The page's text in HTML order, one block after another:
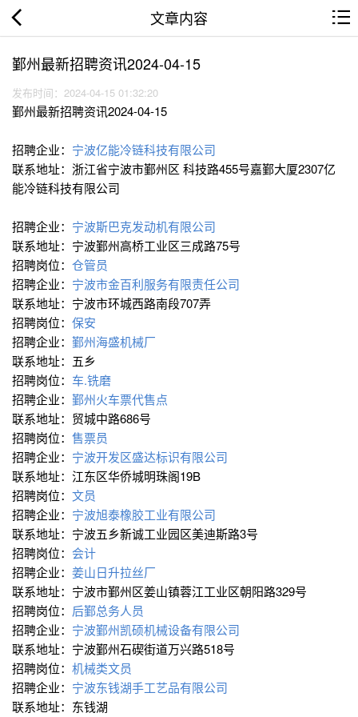
文章内容
鄞州最新招聘资讯2024-04-15
发布时间：2024-04-15 01:32:20
鄞州最新招聘资讯2024-04-15
招聘企业： 宁波亿能冷链科技有限公司
联系地址：浙江省宁波市鄞州区 科技路455号嘉鄞大厦2307亿
能冷链科技有限公司
招聘企业： 宁波斯巴克发动机有限公司
联系地址：宁波鄞州高桥工业区三成路75号
招聘岗位： 仓管员
招聘企业： 宁波市金百利服务有限责任公司
联系地址：宁波市环城西路南段707弄
招聘岗位： 保安
招聘企业： 鄞州海盛机械厂
联系地址：五乡
招聘岗位： 车.铣磨
招聘企业： 鄞州火车票代售点
联系地址：贸城中路686号
招聘岗位： 售票员
招聘企业： 宁波开发区盛达标识有限公司
联系地址：江东区华侨城明珠阁19B
招聘岗位： 文员
招聘企业： 宁波旭泰橡胶工业有限公司
联系地址：宁波五乡新诚工业园区美迪斯路3号
招聘岗位： 会计
招聘企业： 姜山日升拉丝厂
联系地址：宁波市鄞州区姜山镇蓉江工业区朝阳路329号
招聘岗位： 后鄞总务人员
招聘企业： 宁波鄞州凯硕机械设备有限公司
联系地址：宁波鄞州石碶街道万兴路518号
招聘岗位： 机械类文员
招聘企业： 宁波东钱湖手工艺品有限公司
联系地址：东钱湖